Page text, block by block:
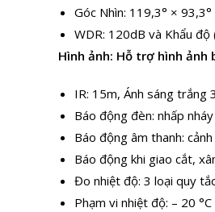
Góc Nhìn: 119,3° ×
WDR: 120dB và Khẩu độ
Hình ảnh: Hỗ trợ hình
IR: 15m, Ánh sáng trắng
Báo động đèn: nhấp
Báo động âm thanh:
Báo động khi giao cắt,
Đo nhiệt độ: 3 loại quy
Phạm vi nhiệt độ: – 20